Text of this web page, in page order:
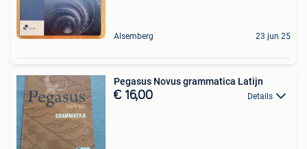
Alsemberg 23 jun 25
Pegasus Novus grammatica Latijn
€ 16,00 Details